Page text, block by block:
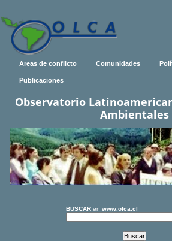
Areas de conflicto Comunidades
Publicaciones
Observatorio
Ambientales
BUSCAR en www.olca.cl